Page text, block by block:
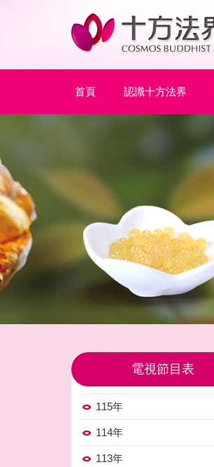
首頁 認識十方法界
電視節目表
115年
114年
113年